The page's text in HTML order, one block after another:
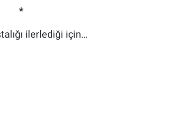
*
ilerlediği için…